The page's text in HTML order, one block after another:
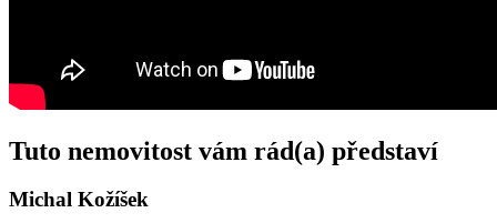
Tuto nemovitost vám rád(a) představí
Michal Kožíšek